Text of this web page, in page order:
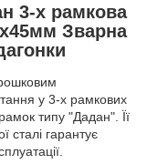
3-х рамкова
Зварна
у 3-х рамкових
типу "Дадан". Її
сталі гарантує